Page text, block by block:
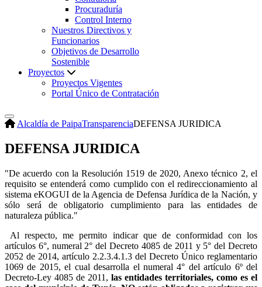
Procuraduría
Control Interno
Nuestros Directivos y
Funcionarios
Objetivos de Desarrollo
Sostenible
Proyectos
Proyectos Vigentes
Portal Único de Contratación
Alcaldía de PaipaTransparenciaDEFENSA JURIDICA
DEFENSA JURIDICA
​"De acuerdo con la Resolución 1519 de 2020, Anexo técnico 2, el
requisito se entenderá como cumplido con el redireccionamiento al
sistema eKOGUI de la Agencia de Defensa Jurídica de la Nación, y
sólo será de obligatorio cumplimiento para las entidades de
naturaleza pública."
Al respecto, me permito indicar que de conformidad con los
artículos 6°, numeral 2° del Decreto 4085 de 2011 y 5° del Decreto
2052 de 2014, artículo 2.2.3.4.1.3 del Decreto Único reglamentario
1069 de 2015, el cual desarrolla el numeral 4° del artículo 6º del
Decreto-Ley 4085 de 2011, las entidades territoriales, como es el